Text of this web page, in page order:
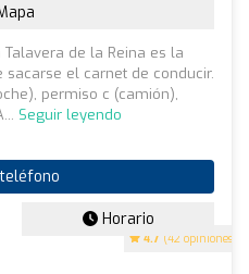
4.7 (42 opiniones)
de la Reina es la
el carnet de conducir.
permiso c (camión),
Seguir leyendo
Horario